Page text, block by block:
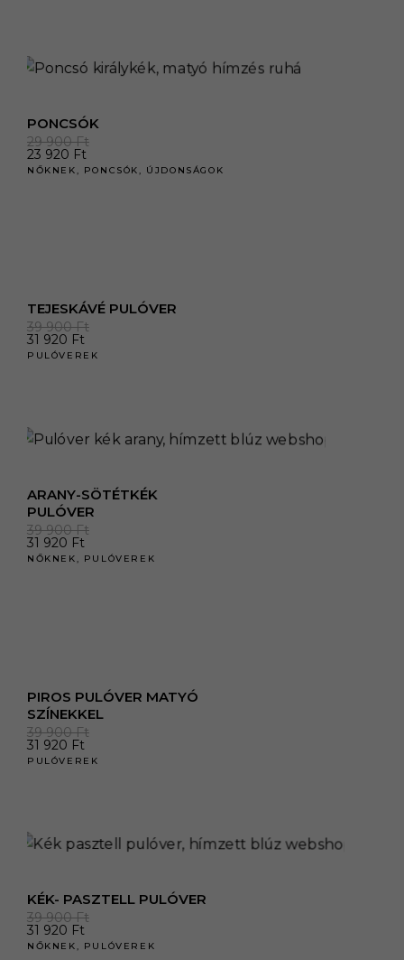
PONCSÓK
29 900Ft
23 920 Ft
NŐKNEK, PONCSÓK, ÚJDONSÁGOK
TEJESKÁVÉ PULÓVER
39 900Ft
31 920 Ft
PULÓVEREK
ARANY-SÖTÉTKÉK
PULÓVER
39 900Ft
31 920 Ft
NŐKNEK, PULÓVEREK
PIROS PULÓVER MATYÓ
SZÍNEKKEL
39 900Ft
31 920 Ft
PULÓVEREK
KÉK- PASZTELL PULÓVER
39 900Ft
31 920 Ft
NŐKNEK, PULÓVEREK